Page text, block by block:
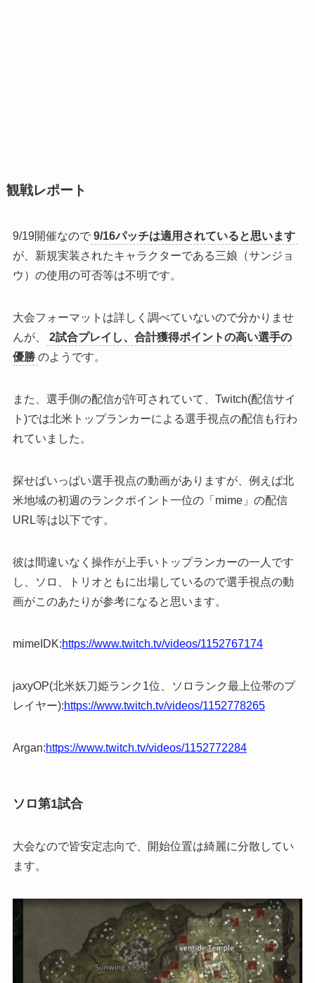
観戦レポート
9/19開催なので 9/16パッチは適用されていると思います
が、新規実装されたキャラクターである三娘（サンジョ
ウ）の使用の可否等は不明です。
大会フォーマットは詳しく調べていないので分かりませ
んが、
2試合プレイし、合計獲得ポイントの高い選手の
優勝 のようです。
また、選手側の配信が許可されていて、Twitch(配信サイ
ト)では北米トップランカーによる選手視点の配信も行わ
れていました。
探せばいっぱい選手視点の動画がありますが、例えば北
米地域の初週のランクポイント一位の「mime」の配信
URL等は以下です。
彼は間違いなく操作が上手いトップランカーの一人です
し、ソロ、トリオともに出場しているので選手視点の動
画がこのあたりが参考になると思います。
mimeIDK:https://www.twitch.tv/videos/1152767174
jaxyOP(北米妖刀姫ランク1位、ソロランク最上位帯のプ
レイヤー):https://www.twitch.tv/videos/1152778265
Argan:https://www.twitch.tv/videos/1152772284
ソロ第1試合
大会なので皆安定志向で、開始位置は綺麗に分散してい
ます。